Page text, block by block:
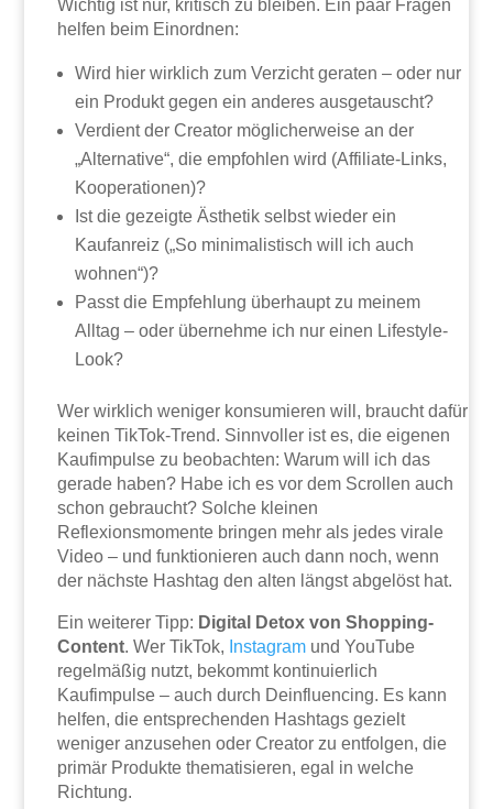
Wichtig ist nur, kritisch zu bleiben. Ein paar Fragen
helfen beim Einordnen:
Wird hier wirklich zum Verzicht geraten – oder nur
ein Produkt gegen ein anderes ausgetauscht?
Verdient der Creator möglicherweise an der
„Alternative“, die empfohlen wird (Affiliate-Links,
Kooperationen)?
Ist die gezeigte Ästhetik selbst wieder ein
Kaufanreiz („So minimalistisch will ich auch
wohnen“)?
Passt die Empfehlung überhaupt zu meinem
Alltag – oder übernehme ich nur einen Lifestyle-
Look?
Wer wirklich weniger konsumieren will, braucht dafür
keinen TikTok-Trend. Sinnvoller ist es, die eigenen
Kaufimpulse zu beobachten: Warum will ich das
gerade haben? Habe ich es vor dem Scrollen auch
schon gebraucht? Solche kleinen
Reflexionsmomente bringen mehr als jedes virale
Video – und funktionieren auch dann noch, wenn
der nächste Hashtag den alten längst abgelöst hat.
Ein weiterer Tipp: Digital Detox von Shopping-
Content. Wer TikTok, Instagram und YouTube
regelmäßig nutzt, bekommt kontinuierlich
Kaufimpulse – auch durch Deinfluencing. Es kann
helfen, die entsprechenden Hashtags gezielt
weniger anzusehen oder Creator zu entfolgen, die
primär Produkte thematisieren, egal in welche
Richtung.